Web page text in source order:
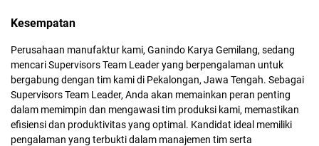
Kesempatan
Perusahaan manufaktur kami, Ganindo Karya Gemilang, sedang
mencari Supervisors Team Leader yang berpengalaman untuk
bergabung dengan tim kami di Pekalongan, Jawa Tengah. Sebagai
Supervisors Team Leader, Anda akan memainkan peran penting
dalam memimpin dan mengawasi tim produksi kami, memastikan
efisiensi dan produktivitas yang optimal. Kandidat ideal memiliki
pengalaman yang terbukti dalam manajemen tim serta